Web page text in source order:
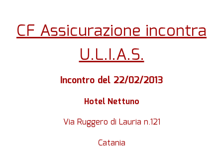
CF Assicurazione incontra
U.L.I.A.S.
Incontro del 22/02/2013
Hotel Nettuno
Via Ruggero di Lauria n.121
Catania